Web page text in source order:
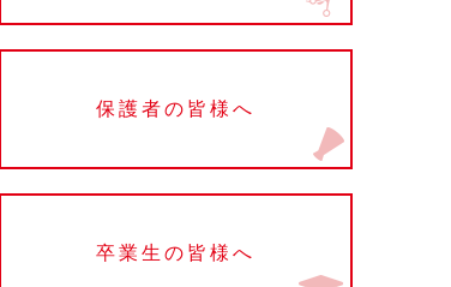
保護者の皆様へ
卒業生の皆様へ